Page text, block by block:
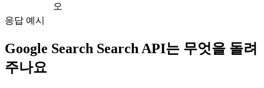
오
응답 예시
Google Search Search API는 무엇을 돌려
주나요